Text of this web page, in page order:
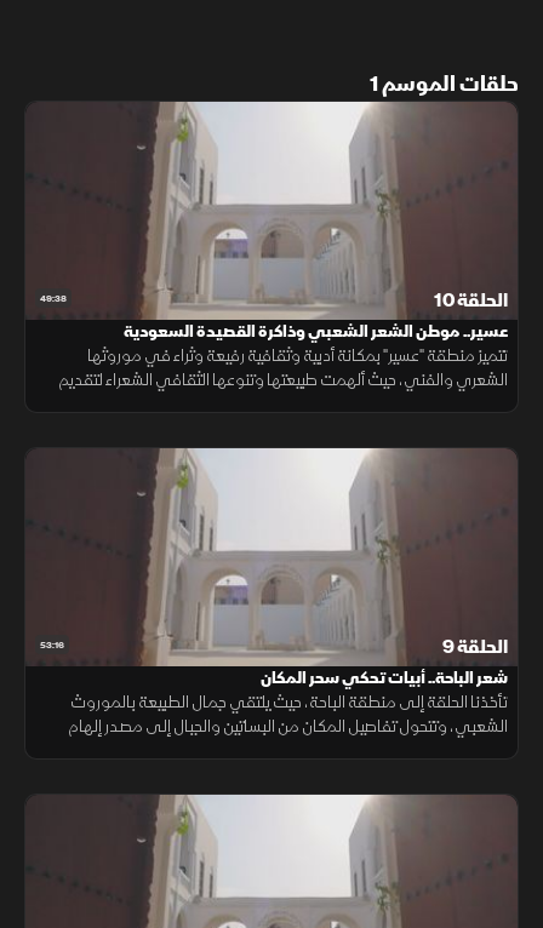
حلقات الموسم 1
49:38 الحلقة 10
عسير.. موطن الشعر الشعبي وذاكرة القصيدة السعودية
تتميز منطقة "عسير" بمكانة أدبية وثقافية رفيعة وثراء في موروثها
الشعري والفني، حيث ألهمت طبيعتها وتنوعها الثقافي الشعراء لتقديم
53:16 الحلقة 9
شعر الباحة.. أبيات تحكي سحر المكان
تأخذنا الحلقة إلى منطقة الباحة، حيث يلتقي جمال الطبيعة بالموروث
الشعبي، وتتحول تفاصيل المكان من البساتين والجبال إلى مصدر إلهام